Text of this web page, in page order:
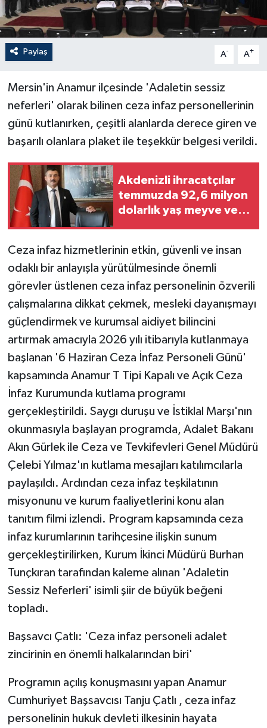
Paylaş A- A+
Mersin'in Anamur ilçesinde 'Adaletin sessiz
neferleri' olarak bilinen ceza infaz personellerinin
günü kutlanırken, çeşitli alanlarda derece giren ve
başarılı olanlara plaket ile teşekkür belgesi verildi.
Akdenizli ihracatçılar
temmuzda 92,6 milyon
dolarlık yaş meyve ve
Ceza infaz hizmetlerinin etkin, güvenli ve insan
odaklı bir anlayışla yürütülmesinde önemli
görevler üstlenen ceza infaz personelinin özverili
çalışmalarına dikkat çekmek, mesleki dayanışmayı
güçlendirmek ve kurumsal aidiyet bilincini
artırmak amacıyla 2026 yılı itibarıyla kutlanmaya
başlanan '6 Haziran Ceza İnfaz Personeli Günü'
kapsamında Anamur T Tipi Kapalı ve Açık Ceza
İnfaz Kurumunda kutlama programı
gerçekleştirildi. Saygı duruşu ve İstiklal Marşı'nın
okunmasıyla başlayan programda, Adalet Bakanı
Akın Gürlek ile Ceza ve Tevkifevleri Genel Müdürü
Çelebi Yılmaz'ın kutlama mesajları katılımcılarla
paylaşıldı. Ardından ceza infaz teşkilatının
misyonunu ve kurum faaliyetlerini konu alan
tanıtım filmi izlendi. Program kapsamında ceza
infaz kurumlarının tarihçesine ilişkin sunum
gerçekleştirilirken, Kurum İkinci Müdürü Burhan
Tunçkıran tarafından kaleme alınan 'Adaletin
Sessiz Neferleri' isimli şiir de büyük beğeni
topladı.
Başsavcı Çatlı: 'Ceza infaz personeli adalet
zincirinin en önemli halkalarından biri'
Programın açılış konuşmasını yapan Anamur
Cumhuriyet Başsavcısı Tanju Çatlı , ceza infaz
personelinin hukuk devleti ilkesinin hayata